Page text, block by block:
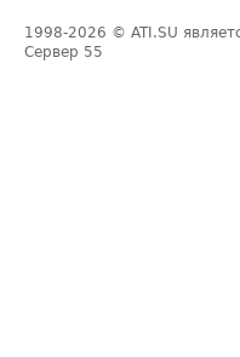
1998-2026 © ATI.SU
Сервер 55